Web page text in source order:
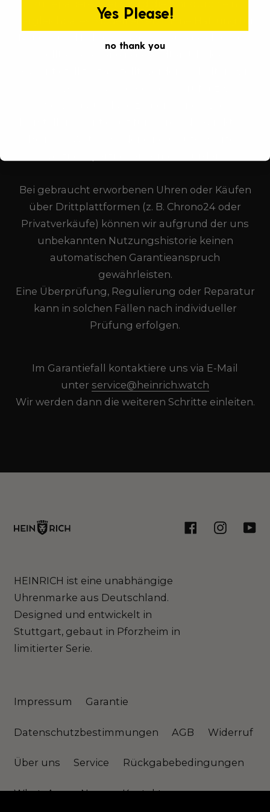
vergleichbares Modell ersetzt. Eine Haftung für
Sollte bei einer eingesandten Uhr kein
Bei gebraucht erworbenen Uhren oder Käufen
über Drittplattformen (z. B. Chrono24 oder
Privatverkäufe) können wir aufgrund der uns
unbekannten Nutzungshistorie keinen
automatischen Garantieanspruch
gewährleisten.
Eine Überprüfung, Regulierung oder Reparatur
kann in solchen Fällen nach individueller
Prüfung erfolgen.
Im Garantiefall kontaktiere uns via E-Mail
unter service@heinrich.watch
Wir werden dann die weiteren Schritte einleiten.
FacebookInstagram
HEINRICH ist eine unabhängige
Uhrenmarke aus Deutschland.
Designed und entwickelt in
Stuttgart, gebaut in Pforzheim in
limitierter Serie.
Impressum Garantie
Datenschutzbestimmungen AGB Widerruf
Über uns Service Rückgabebedingungen
WhatsApp News Kontakt
Yes Please!
no thank you